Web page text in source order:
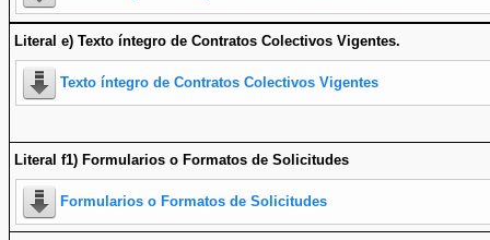
Literal e) Texto íntegro de Contratos Colectivos Vigentes.
Texto íntegro de Contratos Colectivos Vigentes
Literal f1) Formularios o Formatos de Solicitudes
Formularios o Formatos de Solicitudes